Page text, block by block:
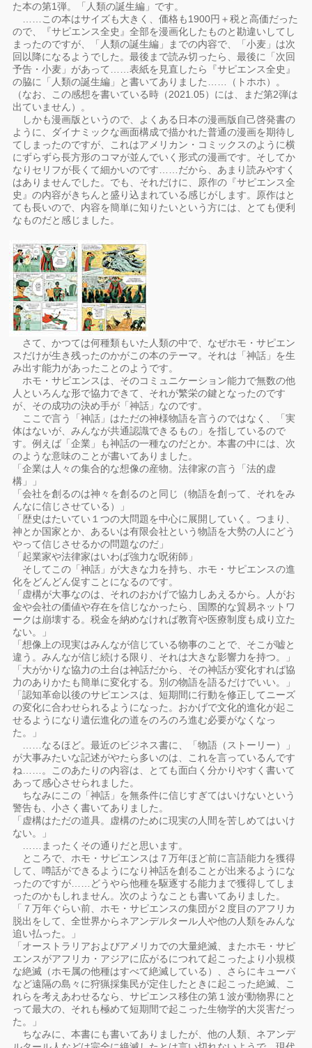
た本の第1弾。「人類の誕生編」です。
……この本はサイズも大きく、価格も1900円＋税と高価だった
ので、『サピエンス全史』全部を漫画化したものと勘違いしてし
まったのですが、「人類の誕生編」までの内容で、「小麦」は次
回以降になるようでした。最後まで読み切ったら、最後に「次回
予告・小麦」があって……表紙を見直したら『サピエンス全史』
の脇に「人類の誕生編」と書いてありました……（トホホ）。
（なお、この感想を書いている時（2021.05）には、まだ第2弾は
出ていません）。
しかも漫画版というので、よくある日本の漫画版自己啓発書の
ように、ダイナミックな画面構成で描かれた普通の漫画を期待し
てしまったのですが、これはアメリカン・コミックスのように横
にずらずら長方形のコマが並んでいく形式の漫画です。そしてか
なりセリフが長くて細かいのです……だから、あまり読みやすく
はありませんでした。でも、それだけに、原作の『サピエンス全
史』の内容がきちんと盛り込まれている感じがします。原作はと
ても長いので、内容を簡単に知りたいという方には、とても便利
なものだと感じました。
さて、かつては何種類もいた人類の中で、なぜホモ・サピエン
スだけが生き残ったのかがこの本のテーマ。それは「神話」を生
み出す能力があったことのようです。
ホモ・サピエンスは、そのコミュニケーション能力で無数の他
人といろんな形で協力できて、それが繁栄の鍵となったのです
が、その成功の決め手が「神話」なのです。
ここで言う「神話」はただの神様物語を言うのではなく、「実
体はないが、みんなが共通認識できるもの」を指しているので
す。例えば「企業」も神話の一種なのだとか。本書の中には、次
のような意味のことが書いてありました。
「企業は人々の集合的な想像の産物。法律家の言う「法的虚
構」」
「会社を創るのは神々を創るのと同じ（物語を創って、それをみ
んなに信じさせている）」
「歴史はたいてい１つの大問題を中心に展開していく。つまり、
神とか国家とか、あるいは有限会社という物語を大勢の人にどう
やって信じさせるかの問題なのだ」
「起業家や法律家はいわば強力な呪術師」
そしてこの「神話」が大きな力を持ち、ホモ・サピエンスの進
化をどんどん促すことになるのです。
「虚構が大事なのは、それのおかげで協力しあえるから。人がお
金や会社の価値や存在を信じなかったら、国際的な貿易ネットワ
ークは崩壊する。税金を納めなければ教育や医療制度も成り立た
ない。」
「想像上の現実はみんなが信じている物事のことで、そこが嘘と
違う。みんなが信じ続ける限り、それは大きな影響力を持つ。」
「大がかりな協力の土台は神話だから、その神話が変化すれば協
力のありかたも簡単に変化する。別の物語を語るだけでいい。」
「認知革命以後のサピエンスは、短期間に行動を修正してニーズ
の変化に合わせられるようになった。おかげで文化的進化が起こ
せるようになり遺伝進化の道をのろのろ進む必要がなくなっ
た。」
……なるほど。最近のビジネス書に、「物語（ストーリー）」
が大事みたいな記述がやたら多いのは、これを言っているんです
ね……。このあたりの内容は、とても面白く分かりやすく書いて
あって感心させられました。
ちなみにこの「神話」を無条件に信じすぎてはいけないという
警告も、小さく書いてありました。
「虚構はただの道具。虚構のために現実の人間を苦しめてはいけ
ない。」
……まったくその通りだと思います。
ところで、ホモ・サピエンスは７万年ほど前に言語能力を獲得
して、噂話ができるようになり神話を創ることが出来るようにな
ったのですが……どうやら他種を駆逐する能力まで獲得してしま
ったのかもしれません。次のようなことも書いてありました。
「７万年ぐらい前、ホモ・サピエンスの集団が２度目のアフリカ
脱出をして、全世界からネアンデルタール人や他の人類をみんな
追い払った。」
「オーストラリアおよびアメリカでの大量絶滅、またホモ・サピ
エンスがアフリカ・アジアに広がるにつれて起こったより小規模
な絶滅（ホモ属の他種はすべて絶滅している）、さらにキューバ
など遠隔の島々に狩猟採集民が定住したときに起こった絶滅、こ
れらを考えあわせるなら、サピエンス移住の第１波が動物界にと
って最大の、それも極めて短期間で起こった生物学的大災害だっ
た。」
ちなみに、本書にも書いてありましたが、他の人類、ネアンデ